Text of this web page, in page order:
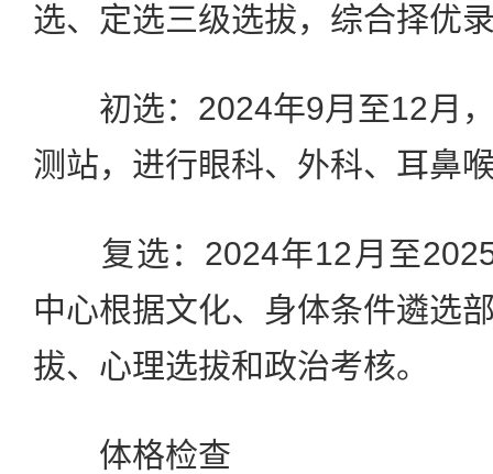
选、定选三级选拔，综合择优
初选：2024年9月至12月，
测站，进行眼科、外科、耳鼻
复选：2024年12月至2025
中心根据文化、身体条件遴选
拔、心理选拔和政治考核。
体格检查